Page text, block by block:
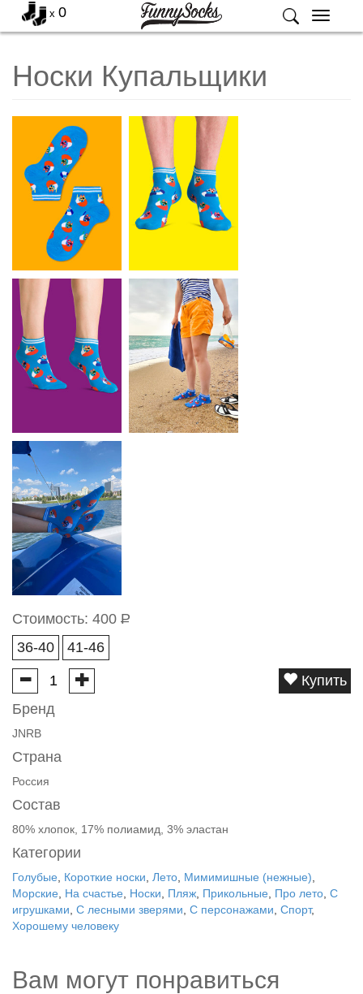
Меню
x 0
Носки Купальщики
Стоимость: 400 Р
36-40
41-46
Купить
Бренд
JNRB
Страна
Россия
Состав
80% хлопок, 17% полиамид, 3% эластан
Категории
Голубые Короткие носки Лето Мимимишные (нежные)
Морские
На счастье Носки Пляж Прикольные Про лето С
игрушками С лесными зверями С персонажами Спорт,
Хорошему человеку
Вам могут понравиться